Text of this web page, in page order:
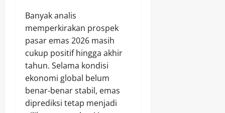
Banyak analis
memperkirakan prospek
pasar emas 2026 masih
cukup positif hingga akhir
tahun. Selama kondisi
ekonomi global belum
benar-benar stabil, emas
diprediksi tetap menjadi